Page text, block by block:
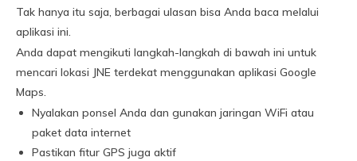
Tak hanya itu saja, berbagai ulasan bisa Anda baca melalui
aplikasi ini.
Anda dapat mengikuti langkah-langkah di bawah ini untuk
mencari lokasi JNE terdekat menggunakan aplikasi Google
Maps.
Nyalakan ponsel Anda dan gunakan jaringan WiFi atau
paket data internet
Pastikan fitur GPS juga aktif